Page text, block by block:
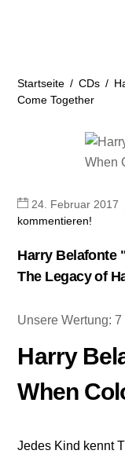
Startseite / CDs /
Come Together
24 Februar 2017
kommentieren!
Harry Belafonte
The Legacy of
Unsere Wertung:
Harry
When
Jedes Kind kennt